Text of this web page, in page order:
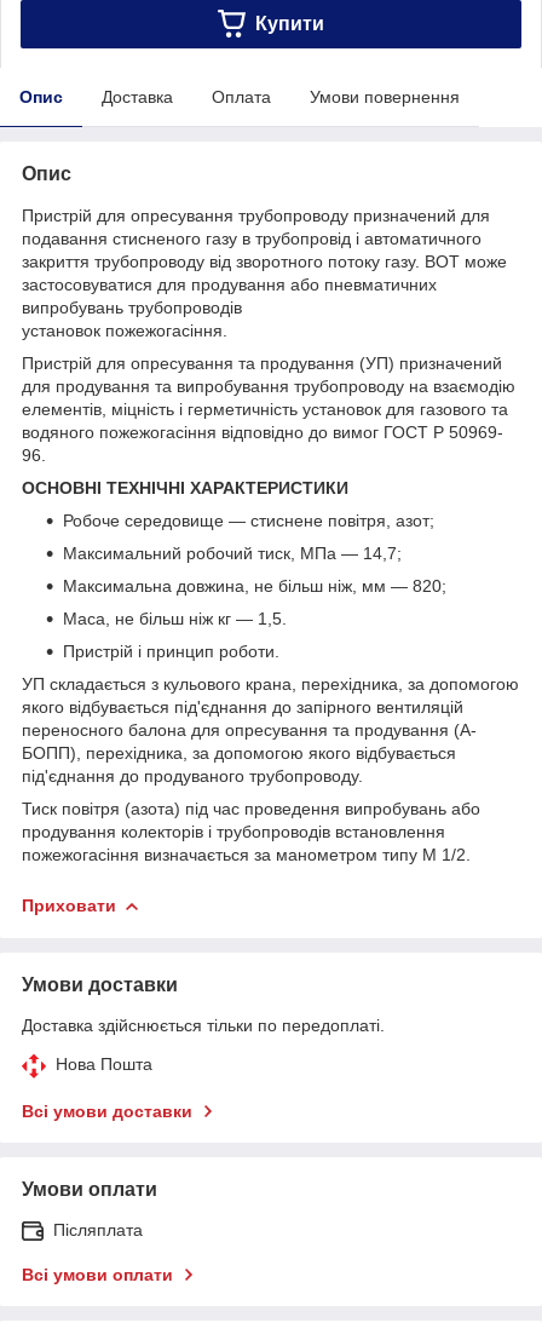
Купити
Опис Доставка Оплата Умови повернення
Опис
Пристрій для опресування трубопроводу призначений для
подавання стисненого газу в трубопровід і автоматичного
закриття трубопроводу від зворотного потоку газу. ВОТ може
застосовуватися для продування або пневматичних
випробувань трубопроводів
установок пожежогасіння.
Пристрій для опресування та продування (УП) призначений
для продування та випробування трубопроводу на взаємодію
елементів, міцність і герметичність установок для газового та
водяного пожежогасіння відповідно до вимог ГОСТ Р 50969-
96.
ОСНОВНІ ТЕХНІЧНІ ХАРАКТЕРИСТИКИ
Робоче середовище — стиснене повітря, азот;
Максимальний робочий тиск, МПа — 14,7;
Максимальна довжина, не більш ніж, мм — 820;
Маса, не більш ніж кг — 1,5.
Пристрій і принцип роботи.
УП складається з кульового крана, перехідника, за допомогою
якого відбувається під'єднання до запірного вентиляцій
переносного балона для опресування та продування (А-
БОПП), перехідника, за допомогою якого відбувається
під'єднання до продуваного трубопроводу.
Тиск повітря (азота) під час проведення випробувань або
продування колекторів і трубопроводів встановлення
пожежогасіння визначається за манометром типу М 1/2.
Приховати
Умови доставки
Доставка здійснюється тільки по передоплаті.
Нова Пошта
Всі умови доставки
Умови оплати
Післяплата
Всі умови оплати